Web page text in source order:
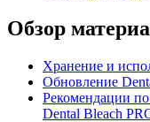
Обзор
Хранение и
Обновление
Рекомендации
Dental Bleach